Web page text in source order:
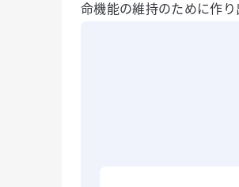
命機能の維持のために作り